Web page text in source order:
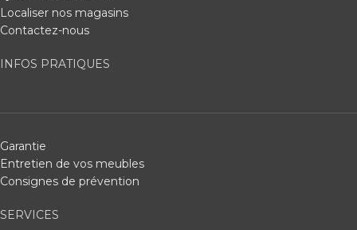
Localiser nos magasins
Contactez-nous
INFOS PRATIQUES
Garantie
Entretien de vos meubles
Consignes de prévention
SERVICES